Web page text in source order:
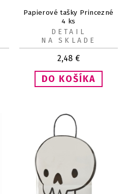
Papierové tašky Princezné
4 ks
2,48 €
DETAIL
NA SKLADE